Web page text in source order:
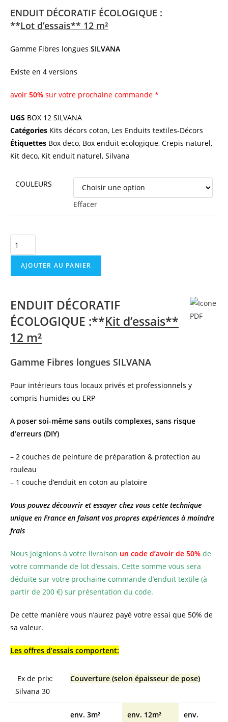
ENDUIT DÉCORATIF ÉCOLOGIQUE :
**Lot d’essais** 12 m²
Gamme Fibres longues SILVANA
Existe en 4 versions
avoir 50% sur votre prochaine commande *
UGS BOX 12 SILVANA
Catégories Kits décors coton, Les Enduits textiles-Décors
Étiquettes Box deco, Box enduit ecologique, Crepis naturel,
Kit deco, Kit enduit naturel, Silvana
COULEURS
Effacer
AJOUTER AU PANIER
ENDUIT DÉCORATIF
ÉCOLOGIQUE :**Kit d’essais**
12 m²
Gamme Fibres longues SILVANA
Pour intérieurs tous locaux privés et professionnels y
compris humides ou ERP
A poser soi-même sans outils complexes, sans risque
d’erreurs (DIY)
– 2 couches de peinture de préparation & protection au
rouleau
– 1 couche d’enduit en coton au platoire
Vous pouvez découvrir et essayer chez vous cette technique
unique en France en faisant vos propres expériences à moindre
frais
Nous joignions à votre livraison un code d’avoir de 50% de
votre commande de lot d’essais. Cette somme vous sera
déduite sur votre prochaine commande d’enduit textile (à
partir de 200 €) sur présentation du code.
De cette manière vous n’aurez payé votre essai que 50% de
sa valeur.
Les offres d’essais comportent:
Ex de prix:
Silvana 30
Couverture (selon épaisseur de pose)
env. 3m² env. 12m²
env.